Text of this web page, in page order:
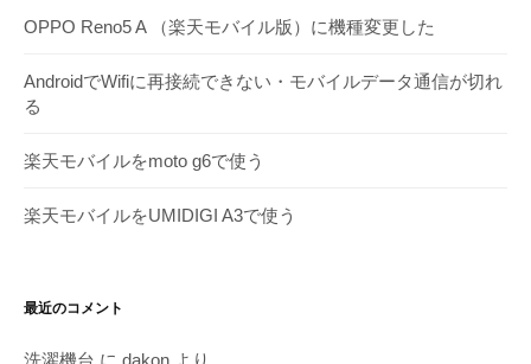
OPPO Reno5 A （楽天モバイル版）に機種変更した
AndroidでWifiに再接続できない・モバイルデータ通信が切れ
る
楽天モバイルをmoto g6で使う
楽天モバイルをUMIDIGI A3で使う
最近のコメント
洗濯機台 に dakon より